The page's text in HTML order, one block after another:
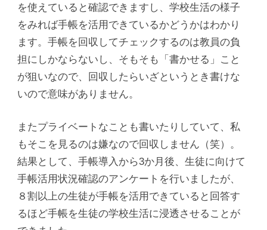
を使えていると確認できますし、学校生活の様子
をみれば手帳を活用できているかどうかはわかり
ます。手帳を回収してチェックするのは教員の負
担にしかならないし、そもそも「書かせる」こと
が狙いなので、回収したらいざというとき書けな
いので意味がありません。
またプライベートなことも書いたりしていて、私
もそこを見るのは嫌なので回収しません（笑）。
結果として、手帳導入から3か月後、生徒に向けて
手帳活用状況確認のアンケートを行いましたが、
８割以上の生徒が手帳を活用できていると回答す
るほど手帳を生徒の学校生活に浸透させることが